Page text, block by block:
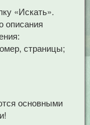
«Искать».
описания
страницы;
основными